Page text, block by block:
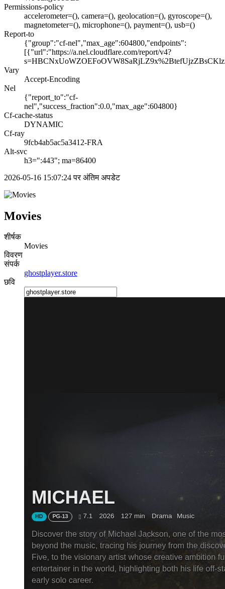
Permissions-policy
accelerometer=(), camera=(), geolocation=(), gyroscope=(),
magnetometer=(), microphone=(), payment=(), usb=()
Report-to
{"group":"cf-nel","max_age":604800,"endpoints":
[{"url":"https://a.nel.cloudflare.com/report/v4?
Vary
Accept-Encoding
Nel
{"report_to":"cf-
nel","success_fraction":0.0,"max_age":604800}
Cf-cache-status
DYNAMIC
Cf-ray
9fcb4ab5ac5a3412-FRA
Alt-svc
h3=":443"; ma=86400
2026-05-16 15:07:24 पर अंतिम अपडेट
Movies
शीर्षक
Movies
विवरण
संपर्क
ghostplayer.store
छवि